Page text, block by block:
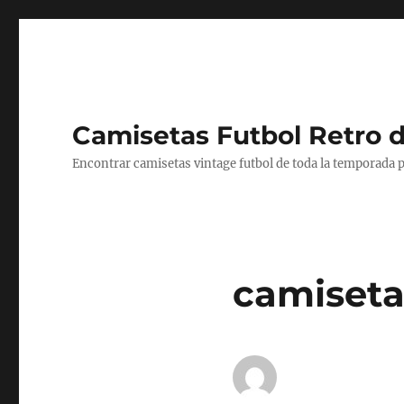
Camisetas Futbol Retro
Encontrar camisetas vintage futbol de toda la temporada